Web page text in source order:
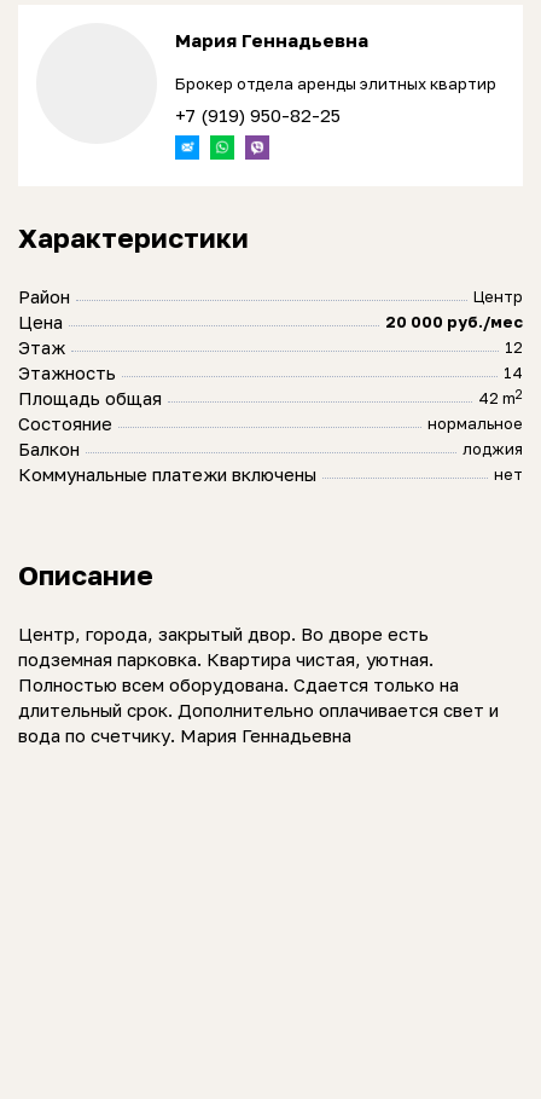
Мария Геннадьевна
Брокер отдела аренды элитных квартир
+7 (919) 950-82-25
Характеристики
Район Центр
Цена 20 000 руб./мес
Этаж 12
Этажность 14
Площадь общая 42 m2
Состояние нормальное
Балкон лоджия
Коммунальные платежи включены нет
Описание
Центр, города, закрытый двор. Во дворе есть
подземная парковка. Квартира чистая, уютная.
Полностью всем оборудована. Сдается только на
длительный срок. Дополнительно оплачивается свет и
вода по счетчику. Мария Геннадьевна